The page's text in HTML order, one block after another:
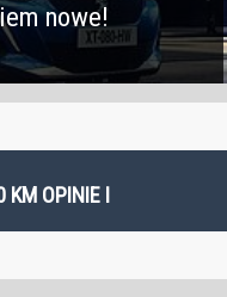
nowe!
KM OPINIE I